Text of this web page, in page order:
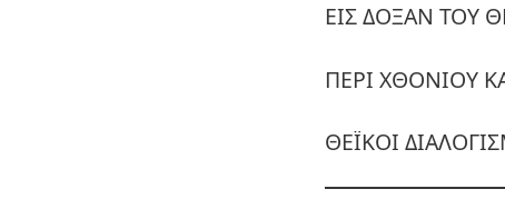
ΕΙΣ ΔΟΞΑΝ ΤΟΥ
ΠΕΡΙ ΧΘΟΝΙΟΥ
ΘΕΪΚΟΙ